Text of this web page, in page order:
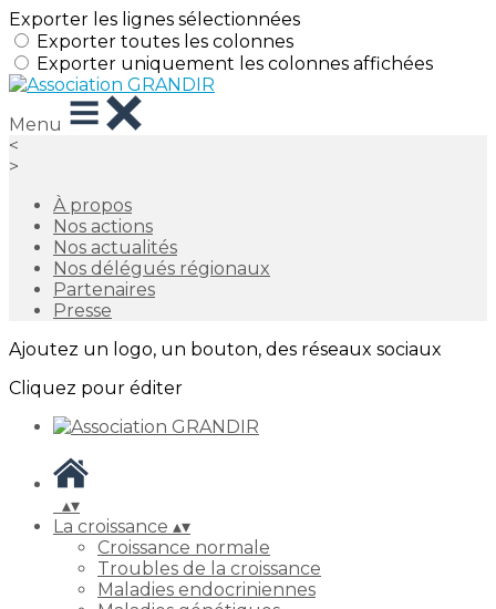
Exporter les lignes sélectionnées
Exporter toutes les colonnes
Exporter uniquement les colonnes affichées
Menu
<
>
À propos
Nos actions
Nos actualités
Nos délégués régionaux
Partenaires
Presse
Ajoutez un logo, un bouton, des réseaux sociaux
Cliquez pour éditer
▴▾
La croissance ▴▾
Croissance normale
Troubles de la croissance
Maladies endocriniennes